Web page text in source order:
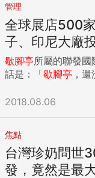
管理
全球展店500家
子、印尼大廠
歇腳亭所屬的聯發
話是：「歇腳亭 ，
2018.08.06
焦點
台灣珍奶問世
發，竟然是最